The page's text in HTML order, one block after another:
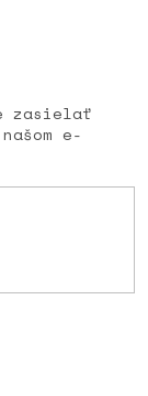
zasielať
e-